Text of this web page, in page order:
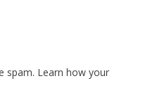
spam. Learn how your